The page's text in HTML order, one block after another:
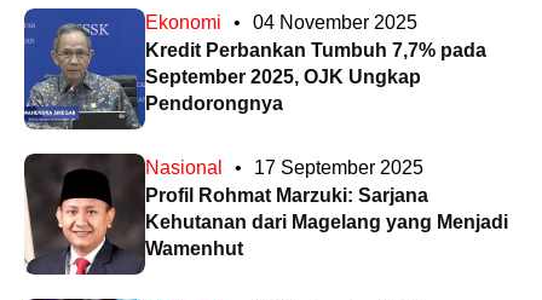
Ekonomi •
04 November 2025
Kredit Perbankan Tumbuh 7,7% pada
September 2025, OJK Ungkap
Pendorongnya
Nasional •
17 September 2025
Profil Rohmat Marzuki: Sarjana
Kehutanan dari Magelang yang Menjadi
Wamenhut